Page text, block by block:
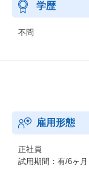
学歴
不問
雇用形態
正社員
試用期間：有/6ヶ月